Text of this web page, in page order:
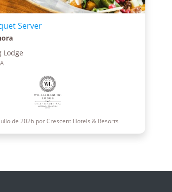
Server
Lodge
de 2026 por Crescent Hotels & Resorts